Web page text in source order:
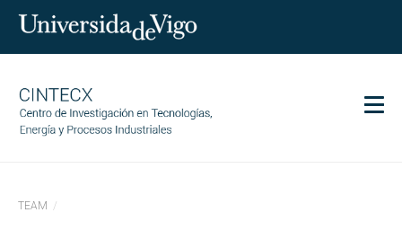
Investigación
TEAM